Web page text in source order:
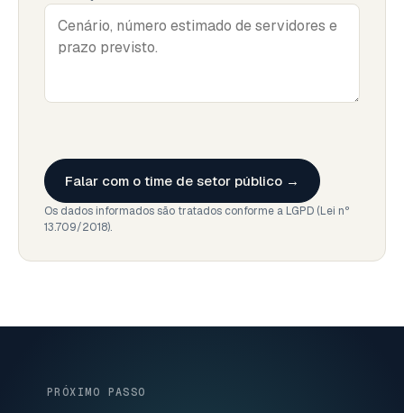
Falar com o time de setor público →
Os dados informados são tratados conforme a LGPD (Lei nº
13.709/2018).
PRÓXIMO PASSO